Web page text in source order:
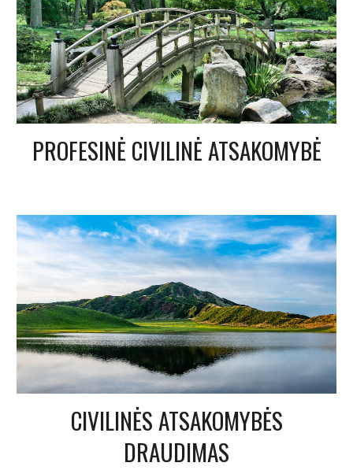
PROFESINĖ CIVILINĖ ATSAKOMYBĖ
CIVILINĖS ATSAKOMYBĖS
DRAUDIMAS